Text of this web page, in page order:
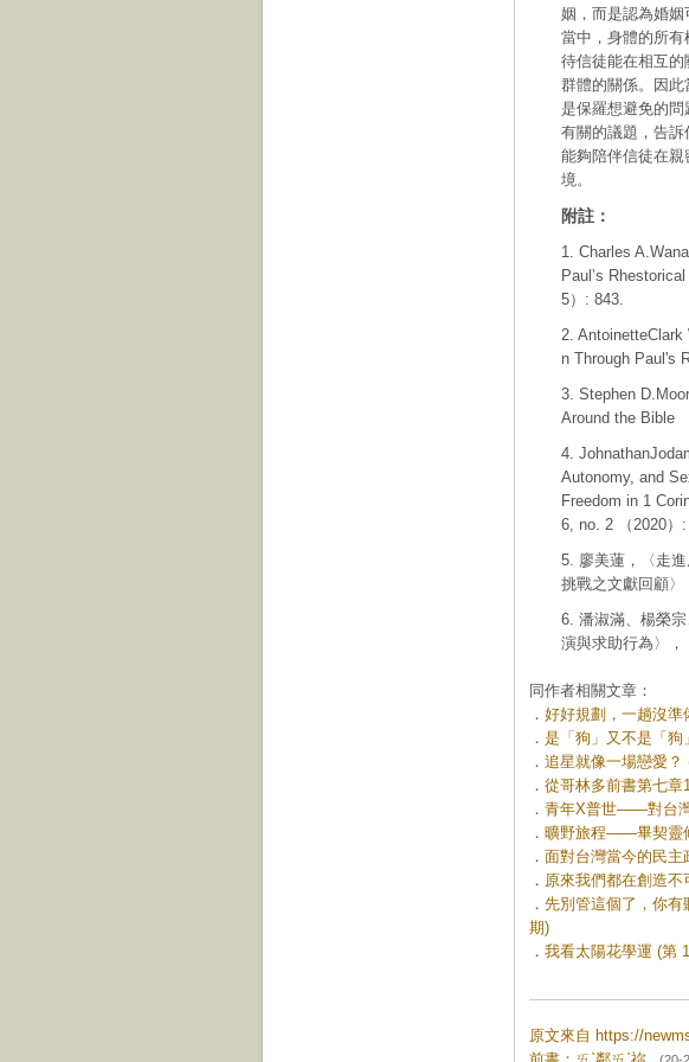
姻，而是認為婚
當中，身體的所
待信徒能在相互
群體的關係。因
是保羅想避免的
有關的議題，告
能夠陪伴信徒在
境。
附註：
1. Charles
Paul’s
5）: 843.
2. AntoinetteClark
n Through Paul's
3. Stephen
Around the Bible
4.
Autonomy, and
Freedom in 1
6, no. 2 （2020）:
5. 廖美蓮，〈走
挑戰之文獻回顧〉
6. 潘淑滿、楊榮
演與求助行為〉，
同作者相關文章：
． 好好規劃，一趟沒準
． 是「狗」又不是「狗
． 追星就像一場戀愛？
． 從哥林多前書第七章
． 青年X普世——對台
． 曠野旅程——畢契靈
． 面對台灣當今的民主
． 原來我們都在創造
． 先別管這個了，你有
期)
． 我看太陽花學運 (第
原文來自 https://